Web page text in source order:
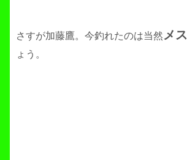
さすが加藤鷹。今釣れたのは当然 メス
ょう。